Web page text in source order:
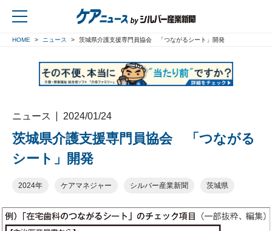
HOME ニュース 茨城県介護支援専門員協会 「つながるシート」開発
ニュース 2024/01/24
茨城県介護支援専門員協会 「つながる
シート」開発
2024年 ケアマネジャー シルバー産業新聞 茨城県